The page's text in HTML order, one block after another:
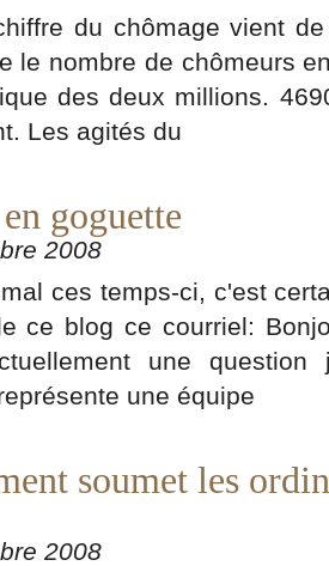
du chômage vient
le nombre de chômeurs
des deux millions.
Les agités du
goguette
2008
ces temps-ci, c'est
ce blog ce courriel:
une
une équipe
soumet les
2008